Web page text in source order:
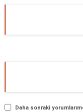
Daha sonraki